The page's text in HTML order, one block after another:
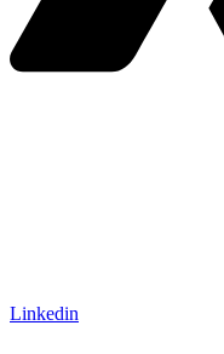
Linkedin